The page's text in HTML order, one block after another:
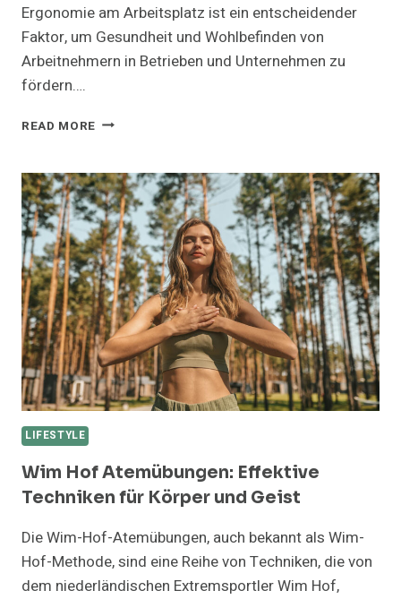
Ergonomie am Arbeitsplatz ist ein entscheidender
Faktor, um Gesundheit und Wohlbefinden von
Arbeitnehmern in Betrieben und Unternehmen zu
fördern….
READ MORE ERGONOMIE
CHECKLISTE:
OPTIMALE
GESTALTUNG
LEICHT
GEMACHT
LIFESTYLE
Wim Hof Atemübungen: Effektive
Techniken für Körper und Geist
Die Wim-Hof-Atemübungen, auch bekannt als Wim-
Hof-Methode, sind eine Reihe von Techniken, die von
dem niederländischen Extremsportler Wim Hof,